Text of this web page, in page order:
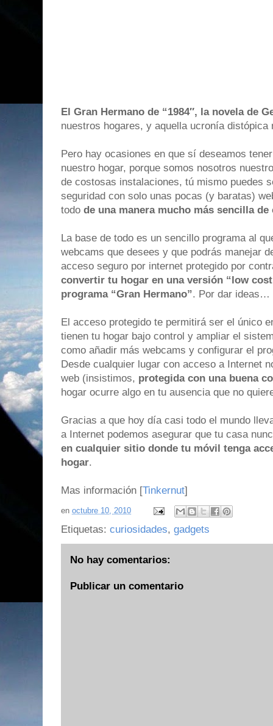
El Gran Hermano de “1984″, la novela de
nuestros hogares, y aquella ucronía distópica
Pero hay ocasiones en que sí deseamos
nuestro hogar, porque somos nosotros
de costosas instalaciones, tú mismo puedes
seguridad con solo unas pocas (y baratas)
todo de una manera mucho más sencilla
La base de todo es un sencillo programa al
webcams que desees y que podrás manejar
acceso seguro por internet protegido por
convertir tu hogar en una versión “low
programa “Gran Hermano”. Por dar ideas…
El acceso protegido te permitirá ser el único
tienen tu hogar bajo control y ampliar el
como añadir más webcams y configurar el
Desde cualquier lugar con acceso a Internet
web (insistimos, protegida con una buena
hogar ocurre algo en tu ausencia que no
Gracias a que hoy día casi todo el mundo
a Internet podemos asegurar que tu casa
en cualquier sitio donde tu móvil tenga
hogar.
Mas información [Tinkernut]
en octubre 10, 2010
Etiquetas: curiosidades, gadgets
No hay comentarios:
Publicar un comentario